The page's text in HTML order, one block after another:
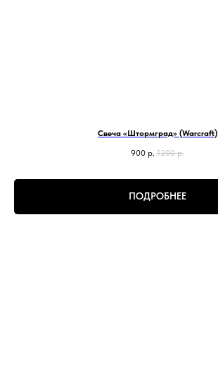
Свеча «Штормград» (Warcraft)
900 р. 1200 р.
ПОДРОБНЕЕ